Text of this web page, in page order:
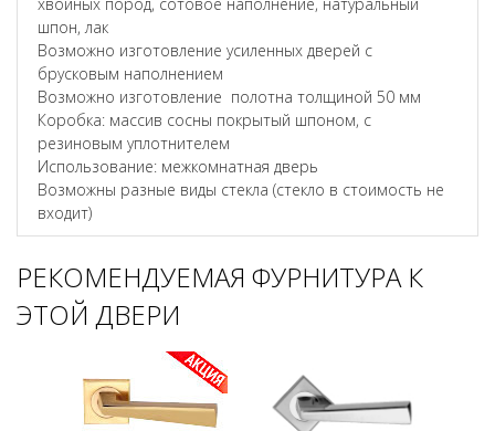
хвойных пород, сотовое наполнение, натуральный
шпон, лак
Возможно изготовление усиленных дверей с
брусковым наполнением
Возможно изготовление полотна толщиной 50 мм
Коробка: массив сосны покрытый шпоном, с
резиновым уплотнителем
Использование: межкомнатная дверь
Возможны разные виды стекла (стекло в стоимость не
входит)
РЕКОМЕНДУЕМАЯ ФУРНИТУРА К
ЭТОЙ ДВЕРИ